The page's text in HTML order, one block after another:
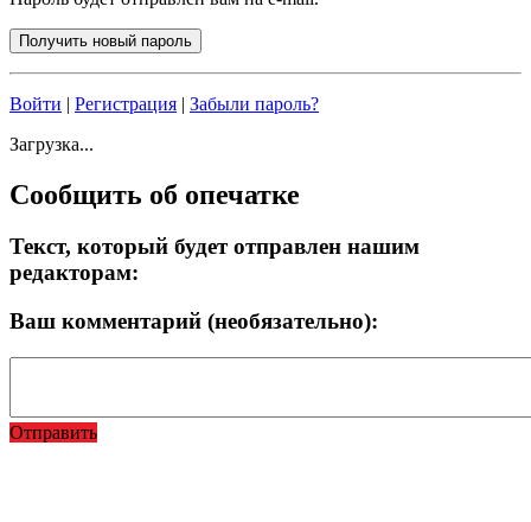
Войти | Регистрация | Забыли пароль?
Загрузка...
Сообщить об опечатке
Текст, который будет отправлен нашим
редакторам:
Ваш комментарий (необязательно):
Отправить